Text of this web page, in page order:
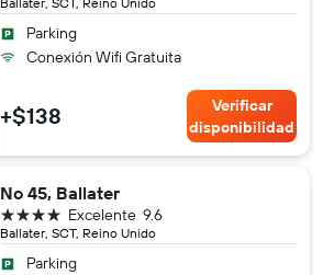
Parking
Conexión Wifi Gratuita
+$138
Verificar
disponibilidad
No 45, Ballater
Ballater, SCT, Reino Unido
9.6
Excelente
4 estrellas
Parking